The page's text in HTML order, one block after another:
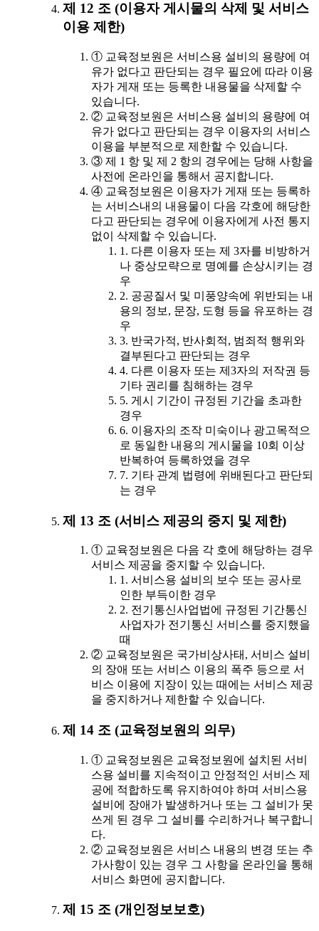
제 12 조 (이용자 게시물의 삭제 및 서비스
이용 제한)
① 교육정보원은 서비스용 설비의 용량에 여
유가 없다고 판단되는 경우 필요에 따라 이용
자가 게재 또는 등록한 내용물을 삭제할 수
있습니다.
② 교육정보원은 서비스용 설비의 용량에 여
유가 없다고 판단되는 경우 이용자의 서비스
이용을 부분적으로 제한할 수 있습니다.
③ 제 1 항 및 제 2 항의 경우에는 당해 사항을
사전에 온라인을 통해서 공지합니다.
④ 교육정보원은 이용자가 게재 또는 등록하
는 서비스내의 내용물이 다음 각호에 해당한
다고 판단되는 경우에 이용자에게 사전 통지
없이 삭제할 수 있습니다.
1. 다른 이용자 또는 제 3자를 비방하거
나 중상모략으로 명예를 손상시키는 경
우
2. 공공질서 및 미풍양속에 위반되는 내
용의 정보, 문장, 도형 등을 유포하는 경
우
3. 반국가적, 반사회적, 범죄적 행위와
결부된다고 판단되는 경우
4. 다른 이용자 또는 제3자의 저작권 등
기타 권리를 침해하는 경우
5. 게시 기간이 규정된 기간을 초과한
경우
6. 이용자의 조작 미숙이나 광고목적으
로 동일한 내용의 게시물을 10회 이상
반복하여 등록하였을 경우
7. 기타 관계 법령에 위배된다고 판단되
는 경우
제 13 조 (서비스 제공의 중지 및 제한)
① 교육정보원은 다음 각 호에 해당하는 경우
서비스 제공을 중지할 수 있습니다.
1. 서비스용 설비의 보수 또는 공사로
인한 부득이한 경우
2. 전기통신사업법에 규정된 기간통신
사업자가 전기통신 서비스를 중지했을
때
② 교육정보원은 국가비상사태, 서비스 설비
의 장애 또는 서비스 이용의 폭주 등으로 서
비스 이용에 지장이 있는 때에는 서비스 제공
을 중지하거나 제한할 수 있습니다.
제 14 조 (교육정보원의 의무)
① 교육정보원은 교육정보원에 설치된 서비
스용 설비를 지속적이고 안정적인 서비스 제
공에 적합하도록 유지하여야 하며 서비스용
설비에 장애가 발생하거나 또는 그 설비가 못
쓰게 된 경우 그 설비를 수리하거나 복구합니
다.
② 교육정보원은 서비스 내용의 변경 또는 추
가사항이 있는 경우 그 사항을 온라인을 통해
서비스 화면에 공지합니다.
제 15 조 (개인정보보호)